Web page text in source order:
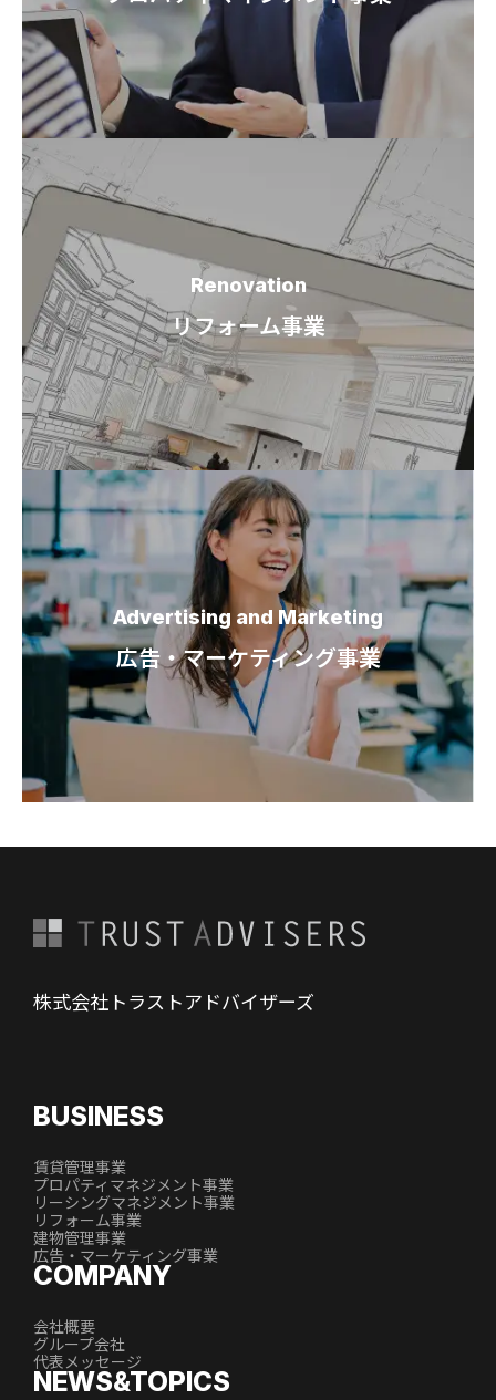
Renovation
リフォーム事業
Advertising and Marketing
広告・マーケティング事業
株式会社トラストアドバイザーズ
BUSINESS
賃貸管理事業
プロパティマネジメント事業
リーシングマネジメント事業
リフォーム事業
建物管理事業
広告・マーケティング事業
COMPANY
会社概要
グループ会社
代表メッセージ
NEWS&TOPICS